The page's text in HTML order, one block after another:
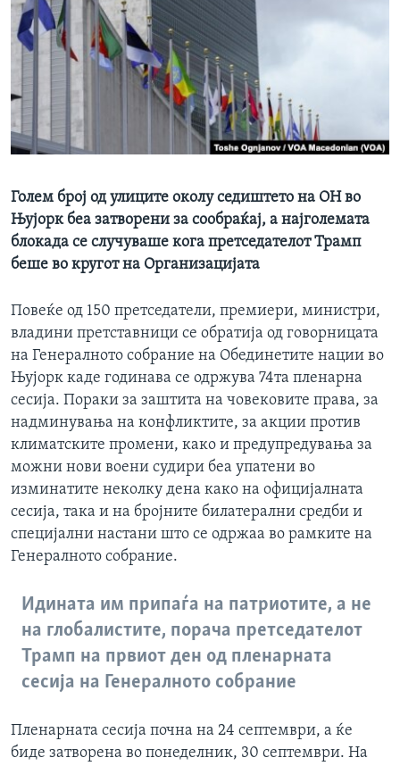
ИНТЕРВЈУА
Јазици
Голем број од улиците околу седиштето на ОН во
Њујорк беа затворени за сообраќај, а најголемата
блокада се случуваше кога претседателот Трамп
беше во кругот на Организацијата
Повеќе од 150 претседатели, премиери, министри,
владини претставници се обратија од говорницата
на Генералното собрание на Обединетите нации во
Њујорк каде годинава се одржува 74та пленарна
сесија. Пораки за заштита на човековите права, за
надминувања на конфликтите, за акции против
климатските промени, како и предупредувања за
можни нови воени судири беа упатени во
изминатите неколку дена како на официјалната
сесија, така и на бројните билатерални средби и
специјални настани што се одржаа во рамките на
Генералното собрание.
Идината им припаѓа на патриотите, а не
на глобалистите, порача претседателот
Трамп на првиот ден од пленарната
сесија на Генералното собрание
Пленарната сесија почна на 24 септември, а ќе
биде затворена во понеделник, 30 септември. На